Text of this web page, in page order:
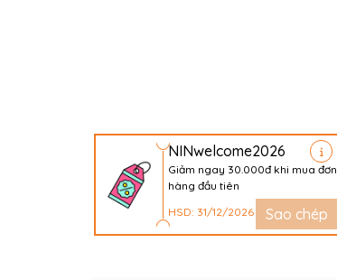
NINwelcome2026
Giảm ngay 30.000đ khi mua đơn
hàng đầu tiên
HSD: 31/12/2026
Sao chép